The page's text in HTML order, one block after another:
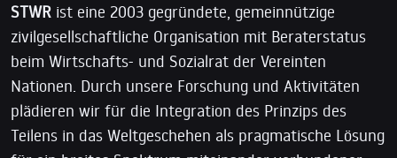
STWR ist eine 2003 gegründete, gemeinnützige
zivilgesellschaftliche Organisation mit Beraterstatus
beim Wirtschafts- und Sozialrat der Vereinten
Nationen. Durch unsere Forschung und Aktivitäten
plädieren wir für die Integration des Prinzips des
Teilens in das Weltgeschehen als pragmatische Lösung